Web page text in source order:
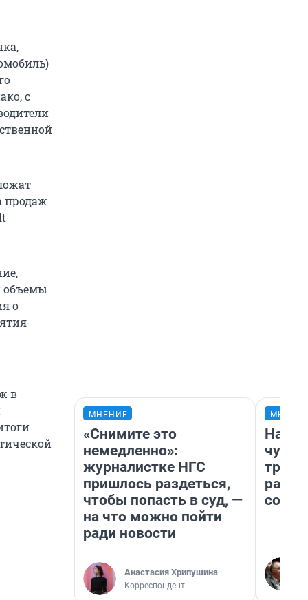
с
продаж
объемы
о
в
МНЕНИЕ
«Снимите это
немедленно»:
журналистке НГС
пришлось раздеться,
чтобы попасть в суд, —
на что можно пойти
ради новости
Анастасия Хрипушина
Корреспондент